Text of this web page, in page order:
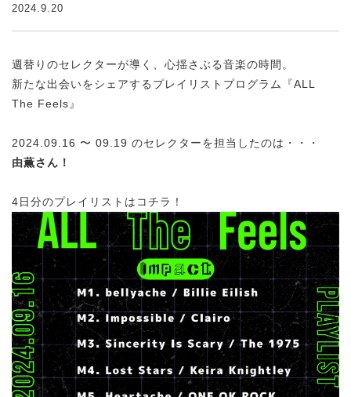
2024.9.20
週替りのセレクターが導く、心揺さぶる音楽の時間。
新たな出会いをシェアするプレイリストプログラム『ALL
The Feels』
2024.09.16 〜 09.19 のセレクターを担当したのは・・・
由薫さん！
4日分のプレイリストはコチラ！